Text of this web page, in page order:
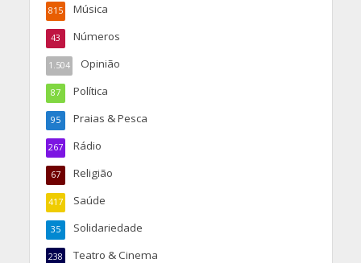
Música
815
Números
43
Opinião
1.504
Política
87
Praias & Pesca
95
Rádio
267
Religião
67
Saúde
417
Solidariedade
35
Teatro & Cinema
238